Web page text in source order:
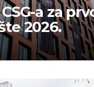
a za
2026.